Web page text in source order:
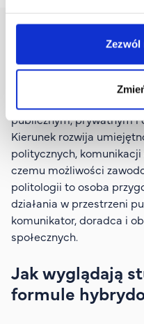
Zezwól
Perspektywy
publicznym, prywatnym i
Kierunek rozwija
politycznych,
czemu możliwości
politologii to osoba
działania w przestrzeni
komunikator, doradca i
społecznych.
Jak wyglądają
formule